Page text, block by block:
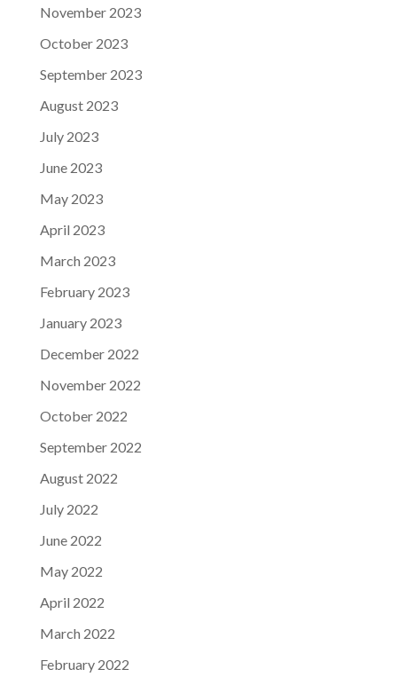
November 2023
October 2023
September 2023
August 2023
July 2023
June 2023
May 2023
April 2023
March 2023
February 2023
January 2023
December 2022
November 2022
October 2022
September 2022
August 2022
July 2022
June 2022
May 2022
April 2022
March 2022
February 2022